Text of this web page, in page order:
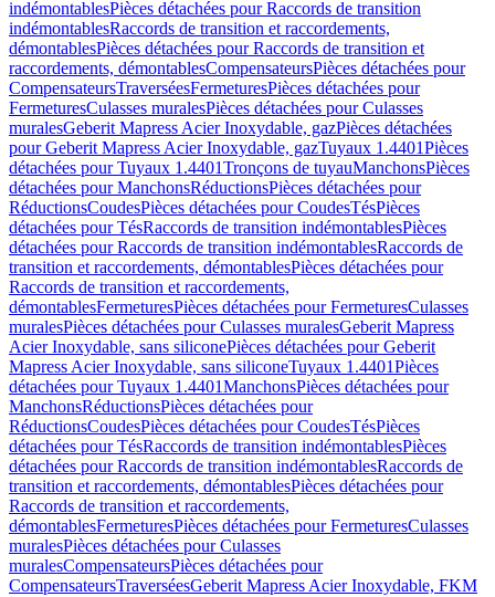
indémontablesPièces détachées pour Raccords de transition
indémontablesRaccords de transition et raccordements,
démontablesPièces détachées pour Raccords de transition et
raccordements, démontablesCompensateursPièces détachées pour
CompensateursTraverséesFermeturesPièces détachées pour
FermeturesCulasses muralesPièces détachées pour Culasses
muralesGeberit Mapress Acier Inoxydable, gazPièces détachées
pour Geberit Mapress Acier Inoxydable, gazTuyaux 1.4401Pièces
détachées pour Tuyaux 1.4401Tronçons de tuyauManchonsPièces
détachées pour ManchonsRéductionsPièces détachées pour
RéductionsCoudesPièces détachées pour CoudesTésPièces
détachées pour TésRaccords de transition indémontablesPièces
détachées pour Raccords de transition indémontablesRaccords de
transition et raccordements, démontablesPièces détachées pour
Raccords de transition et raccordements,
démontablesFermeturesPièces détachées pour FermeturesCulasses
muralesPièces détachées pour Culasses muralesGeberit Mapress
Acier Inoxydable, sans siliconePièces détachées pour Geberit
Mapress Acier Inoxydable, sans siliconeTuyaux 1.4401Pièces
détachées pour Tuyaux 1.4401ManchonsPièces détachées pour
ManchonsRéductionsPièces détachées pour
RéductionsCoudesPièces détachées pour CoudesTésPièces
détachées pour TésRaccords de transition indémontablesPièces
détachées pour Raccords de transition indémontablesRaccords de
transition et raccordements, démontablesPièces détachées pour
Raccords de transition et raccordements,
démontablesFermeturesPièces détachées pour FermeturesCulasses
muralesPièces détachées pour Culasses
muralesCompensateursPièces détachées pour
CompensateursTraverséesGeberit Mapress Acier Inoxydable, FKM